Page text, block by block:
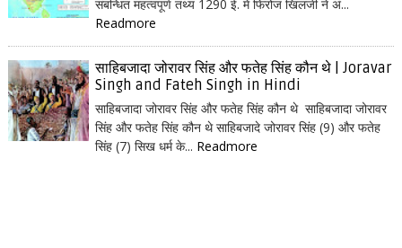
संबन्धित महत्वपूर्ण तथ्य 1290 ई. में फिरोज खिलजी ने अं...
Readmore
साहिबजादा जोरावर सिंह और फतेह सिंह कौन थे | Joravar
Singh and Fateh Singh in Hindi
साहिबजादा जोरावर सिंह और फतेह सिंह कौन थे साहिबजादा जोरावर
सिंह और फतेह सिंह कौन थे साहिबजादे जोरावर सिंह (9) और फतेह
सिंह (7) सिख धर्म के... Readmore